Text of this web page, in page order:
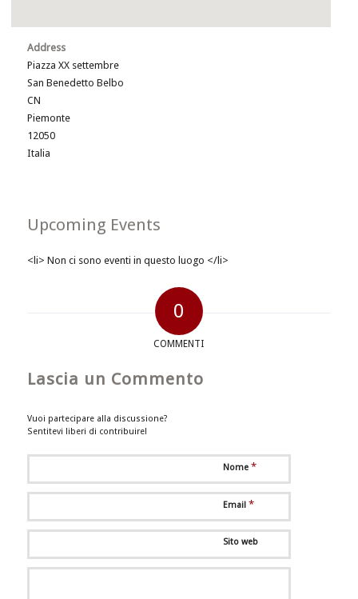
Address
Piazza XX settembre
San Benedetto Belbo
CN
Piemonte
12050
Italia
Upcoming Events
<li> Non ci sono eventi in questo luogo </li>
0
COMMENTI
Lascia un Commento
Vuoi partecipare alla discussione?
Sentitevi liberi di contribuire!
Nome *
Email *
Sito web